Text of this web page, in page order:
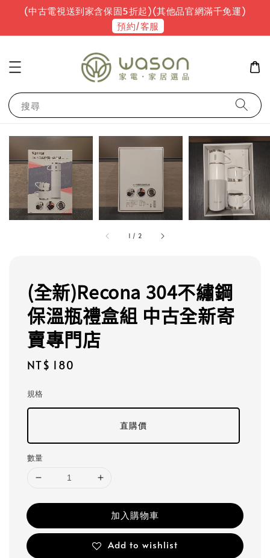
(中古電視送到家含保固5折起)(其他品官網滿千免運)
預約/客服
搜尋
1 / 2
(全新)Recona 304不繡鋼
保溫瓶禮盒組 中古全新寄
賣專門店
Regular
NT$ 180
規格
直購價
數量
加入購物車
Add to wishlist